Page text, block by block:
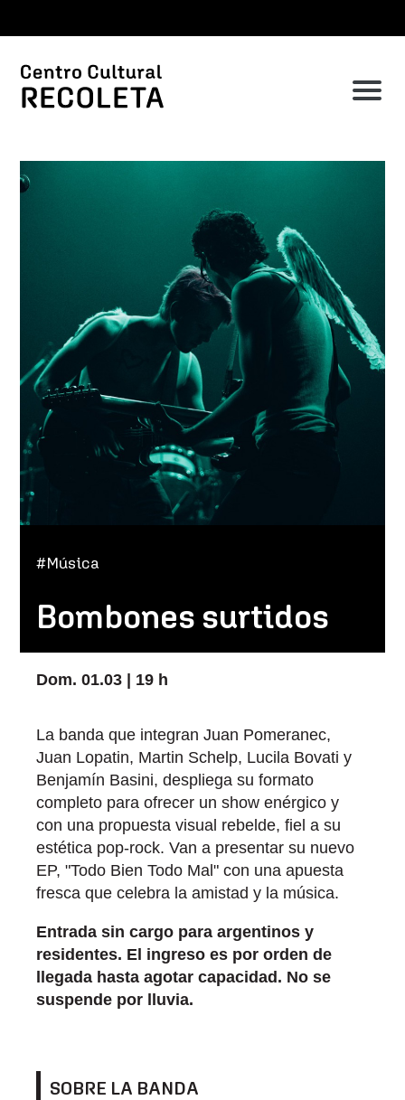
#Música
Bombones surtidos
Dom. 01.03 | 19 h
La banda que integran Juan Pomeranec,
Juan Lopatin, Martin Schelp, Lucila Bovati y
Benjamín Basini, despliega su formato
completo para ofrecer un show enérgico y
con una propuesta visual rebelde, fiel a su
estética pop-rock. Van a presentar su nuevo
EP, "Todo Bien Todo Mal" con una apuesta
fresca que celebra la amistad y la música.
Entrada sin cargo para argentinos y
residentes. El ingreso es por orden de
llegada hasta agotar capacidad. No se
suspende por lluvia.
SOBRE LA BANDA